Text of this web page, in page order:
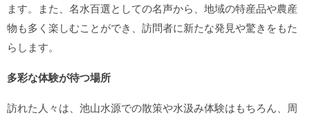
ます。また、名水百選としての名声から、地域の特産品や農産
物も多く楽しむことができ、訪問者に新たな発見や驚きをもた
らします。
多彩な体験が待つ場所
訪れた人々は、池山水源での散策や水汲み体験はもちろん、周